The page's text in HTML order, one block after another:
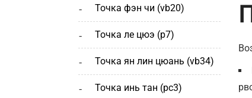
точка фэн чи (vb20)
точка ле цюэ (р7)
точка ян лин цюань (vb34)
точка инь тан (рс3)